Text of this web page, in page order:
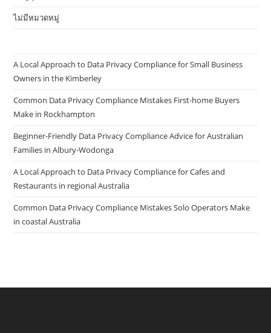
ไม่มีหมวดหมู่
A Local Approach to Data Privacy Compliance for Small Business
Owners in the Kimberley
Common Data Privacy Compliance Mistakes First-home Buyers
Make in Rockhampton
Beginner-Friendly Data Privacy Compliance Advice for Australian
Families in Albury-Wodonga
A Local Approach to Data Privacy Compliance for Cafes and
Restaurants in regional Australia
Common Data Privacy Compliance Mistakes Solo Operators Make
in coastal Australia